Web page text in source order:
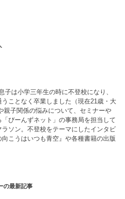
子は小学三年生の時に不登校になり、
ことなく卒業しました（現在21歳・大
親子関係の悩みについて、セミナーや
びーんずネット」の事務局を担当して
ラソン。不登校をテーマにしたインタビ
向こうはいつも青空』や各種書籍の出版
の最新記事